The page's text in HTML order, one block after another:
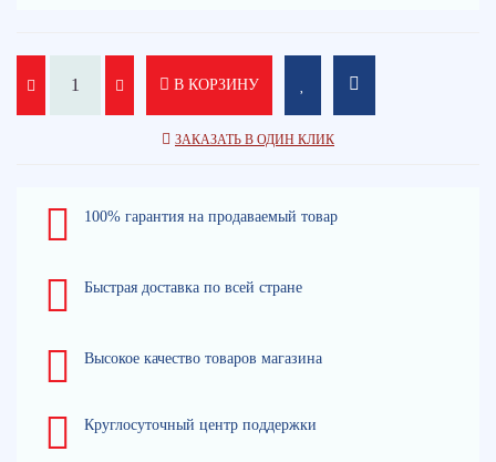
В КОРЗИНУ
ЗАКАЗАТЬ В ОДИН КЛИК
100% гарантия на продаваемый товар
Быстрая доставка по всей стране
Высокое качество товаров магазина
Круглосуточный центр поддержки